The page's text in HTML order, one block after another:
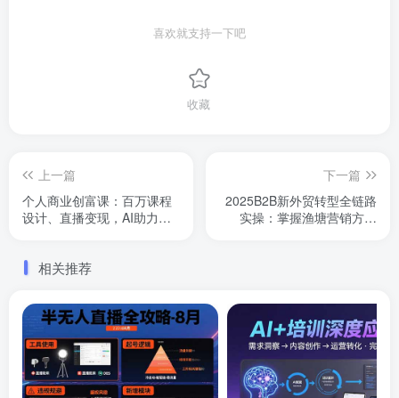
喜欢就支持一下吧
收藏
上一篇
个人商业创富课：百万课程
设计、直播变现，AI助力私
下一篇
2025B2B新外贸转型全链路
实操：掌握渔塘营销方法
相关推荐